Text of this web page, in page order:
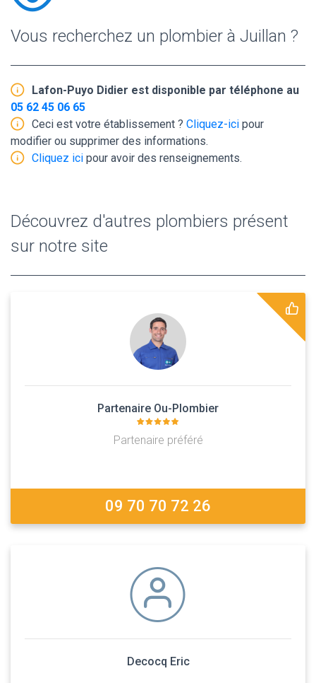
Vous recherchez un plombier à Juillan ?
Lafon-Puyo Didier est disponible par téléphone au
05 62 45 06 65
Ceci est votre établissement ? Cliquez-ici pour
modifier ou supprimer des informations.
Cliquez ici pour avoir des renseignements.
Découvrez d'autres plombiers présent
sur notre site
Partenaire Ou-Plombier
Partenaire préféré
09 70 70 72 26
Decocq Eric